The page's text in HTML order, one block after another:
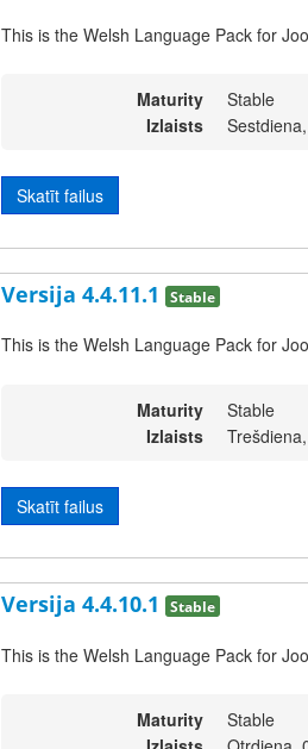
This is the Welsh Language Pack for
Maturity
Stable
Izlaists
Skatīt failus
Versija 4.4.11.1 Stable
This is the Welsh Language Pack for
Maturity
Stable
Izlaists
Skatīt failus
Versija 4.4.10.1 Stable
This is the Welsh Language Pack for
Maturity
Stable